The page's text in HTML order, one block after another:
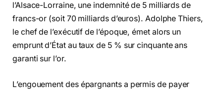
l’Alsace-Lorraine, une indemnité de 5 milliards de
francs-or (soit 70 milliards d’euros). Adolphe Thiers,
le chef de l’exécutif de l’époque, émet alors un
emprunt d’État au taux de 5 % sur cinquante ans
garanti sur l’or.
L’engouement des épargnants a permis de payer